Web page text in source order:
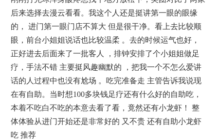
后来选择去漫云看看。我这个人还是挺讲第一眼的眼缘
的， 进门第一眼门店不算大 但是很干净。看上去比较顺
眼，前台小姐姐说话也比较温柔 。去的时候运气也好，
正好进去后面来了一批客人 ，排钟安排了个小姐姐做足
疗，手法不错 主要挺风趣幽默的 ，把我一个不怎么爱讲
话的人过程中也没有尬场 。吃完准备走 主管告诉我说现
在有自助。当时想100多块钱足疗还有什么好的自助吃，
本着不吃白不吃的本意去看了看，竟然还有小龙虾！ 整
体体验从进门开始还是非常好的 又不贵 还有自助小龙虾
吃 推荐